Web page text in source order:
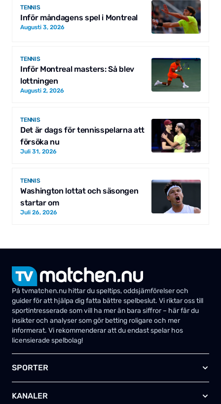
TENNIS
Inför måndagens spel i Montreal
Augusti 3, 2026
TENNIS
Inför Montreal masters: Så blev
lottningen
Augusti 2, 2026
TENNIS
Det är dags för tennisspelarna att
försöka nu
Juli 31, 2026
TENNIS
Washington lottat och säsongen
startar om
Juli 26, 2026
På tvmatchen.nu hittar du speltips, oddsjämförelser och
guider för att hjälpa dig fatta bättre spelbeslut. Vi riktar oss till
sportintresserade som vill ha mer än bara siffror – här får du
insikter och analyser som gör betting roligare och mer
informerat. Vi rekommenderar att du endast spelar hos
licensierade spelbolag!
SPORTER
Ishockey
KANALER